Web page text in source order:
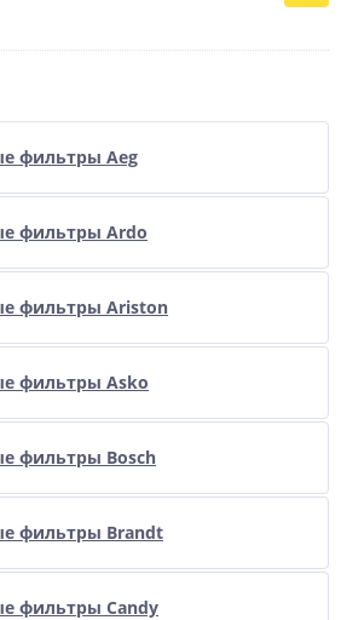
фильтры Aeg
фильтры Ardo
фильтры Ariston
фильтры Asko
фильтры Bosch
фильтры Brandt
фильтры Candy